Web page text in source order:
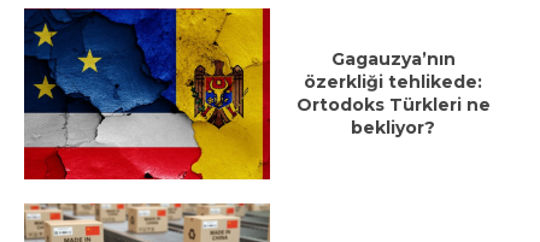
Gagauzya’nın
özerkliği tehlikede:
Ortodoks Türkleri ne
bekliyor?